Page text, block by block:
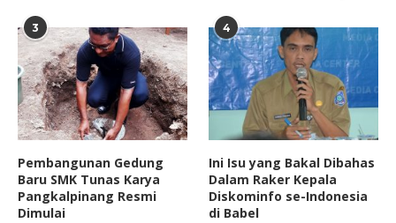
3
Pembangunan Gedung
Baru SMK Tunas Karya
Pangkalpinang Resmi
Dimulai
4
Ini Isu yang Bakal Dibahas
Dalam Raker Kepala
Diskominfo se-Indonesia
di Babel